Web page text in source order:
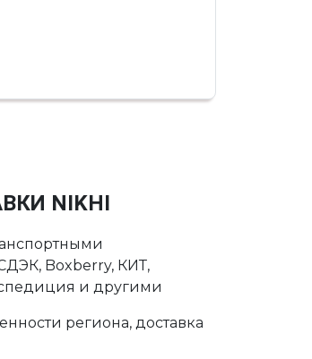
NIKHI
Boxberry, КИТ,
и другими
региона, доставка